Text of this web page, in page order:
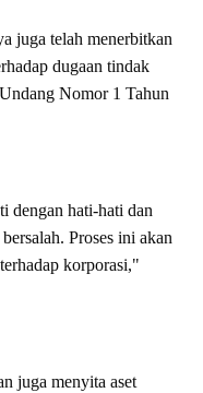
juga telah menerbitkan
dugaan tindak
Nomor 1 Tahun
dengan hati-hati dan
Proses ini akan
korporasi,"
juga menyita aset